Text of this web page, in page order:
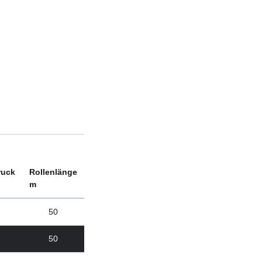
Rollenlänge
m
50
50